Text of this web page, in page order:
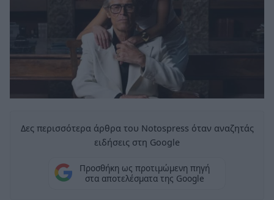
Δες περισσότερα άρθρα του Notospress όταν αναζητάς
ειδήσεις στη Google
Προσθήκη ως προτιμώμενη πηγή
στα αποτελέσματα της Google